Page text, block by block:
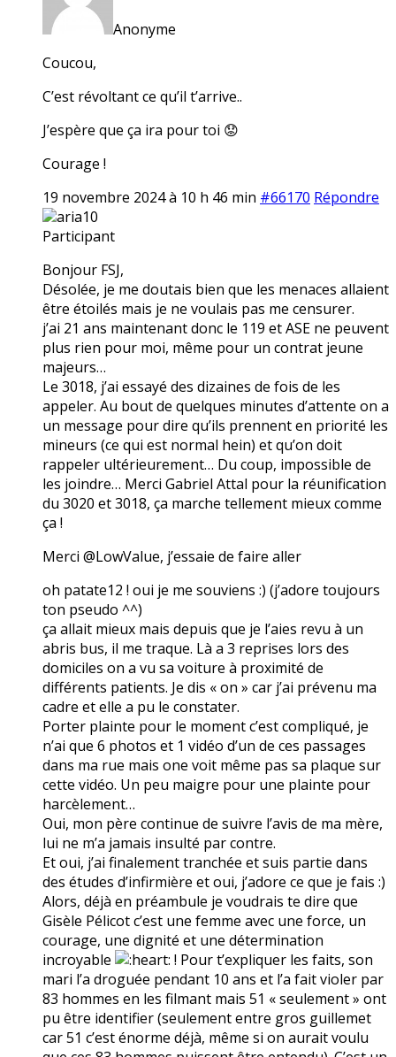
Anonyme
Coucou,
C’est révoltant ce qu’il t’arrive..
J’espère que ça ira pour toi 😟
Courage !
19 novembre 2024 à 10 h 46 min #66170 Répondre
aria10
Participant
Bonjour FSJ,
Désolée, je me doutais bien que les menaces allaient
être étoilés mais je ne voulais pas me censurer.
j’ai 21 ans maintenant donc le 119 et ASE ne peuvent
plus rien pour moi, même pour un contrat jeune
majeurs…
Le 3018, j’ai essayé des dizaines de fois de les
appeler. Au bout de quelques minutes d’attente on a
un message pour dire qu’ils prennent en priorité les
mineurs (ce qui est normal hein) et qu’on doit
rappeler ultérieurement… Du coup, impossible de
les joindre… Merci Gabriel Attal pour la réunification
du 3020 et 3018, ça marche tellement mieux comme
ça !
Merci @LowValue, j’essaie de faire aller
oh patate12 ! oui je me souviens :) (j’adore toujours
ton pseudo ^^)
ça allait mieux mais depuis que je l’aies revu à un
abris bus, il me traque. Là a 3 reprises lors des
domiciles on a vu sa voiture à proximité de
différents patients. Je dis « on » car j’ai prévenu ma
cadre et elle a pu le constater.
Porter plainte pour le moment c’est compliqué, je
n’ai que 6 photos et 1 vidéo d’un de ces passages
dans ma rue mais one voit même pas sa plaque sur
cette vidéo. Un peu maigre pour une plainte pour
harcèlement…
Oui, mon père continue de suivre l’avis de ma mère,
lui ne m’a jamais insulté par contre.
Et oui, j’ai finalement tranchée et suis partie dans
des études d’infirmière et oui, j’adore ce que je fais :)
Alors, déjà en préambule je voudrais te dire que
Gisèle Pélicot c’est une femme avec une force, un
courage, une dignité et une détermination
incroyable
! Pour t’expliquer les faits, son
mari l’a droguée pendant 10 ans et l’a fait violer par
83 hommes en les filmant mais 51 « seulement » ont
pu être identifier (seulement entre gros guillemet
car 51 c’est énorme déjà, même si on aurait voulu